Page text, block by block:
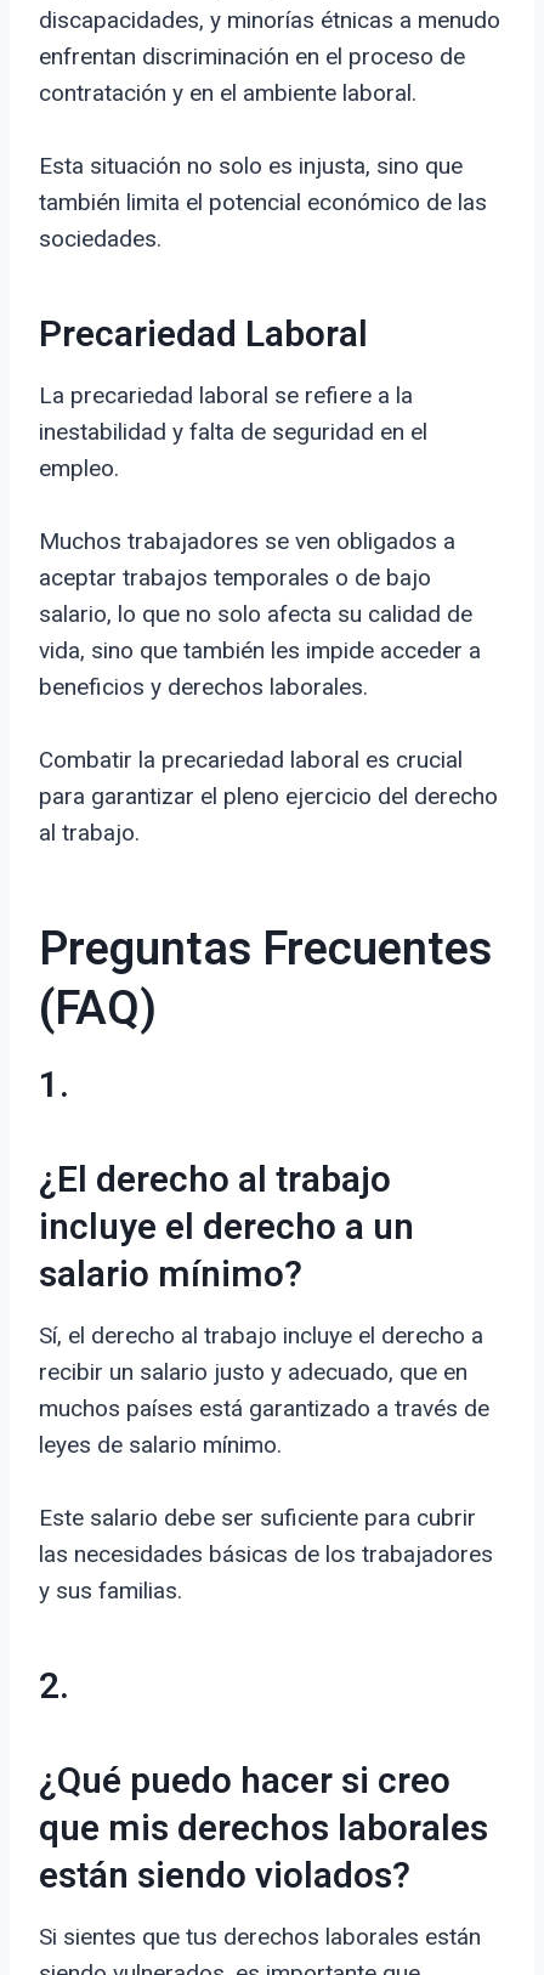
discapacidades, y minorías étnicas a menudo
enfrentan discriminación en el proceso de
contratación y en el ambiente laboral.
Esta situación no solo es injusta, sino que
también limita el potencial económico de las
sociedades.
Precariedad Laboral
La precariedad laboral se refiere a la
inestabilidad y falta de seguridad en el
empleo.
Muchos trabajadores se ven obligados a
aceptar trabajos temporales o de bajo
salario, lo que no solo afecta su calidad de
vida, sino que también les impide acceder a
beneficios y derechos laborales.
Combatir la precariedad laboral es crucial
para garantizar el pleno ejercicio del derecho
al trabajo.
Preguntas Frecuentes
(FAQ)
1.
¿El derecho al trabajo
incluye el derecho a un
salario mínimo?
Sí, el derecho al trabajo incluye el derecho a
recibir un salario justo y adecuado, que en
muchos países está garantizado a través de
leyes de salario mínimo.
Este salario debe ser suficiente para cubrir
las necesidades básicas de los trabajadores
y sus familias.
2.
¿Qué puedo hacer si creo
que mis derechos laborales
están siendo violados?
Si sientes que tus derechos laborales están